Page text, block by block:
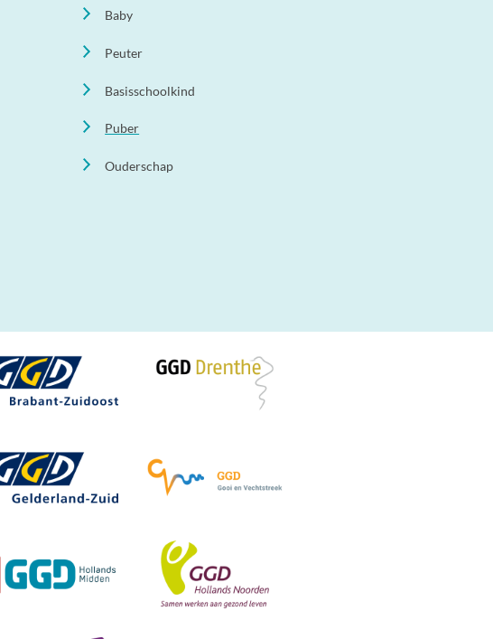
Baby
Peuter
Basisschoolkind
Puber
Ouderschap